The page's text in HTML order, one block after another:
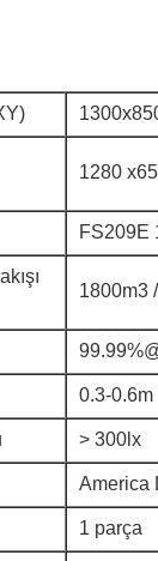
1280
FS209E
1800m3
0.3-0.6m
> 300lx
America
1 parça